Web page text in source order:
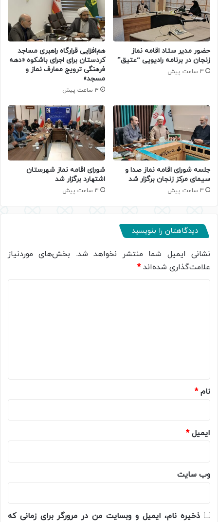
حضور مدیر ستاد اقامه نماز
زنجان در برنامه رادیویی “عتیق”
3 ساعت پیش
هم‌افزایی قرارگاه راهبری مساجد
کردستان برای اجرای باشکوه «دهه
فرهنگی ترویج معارف نماز و
مسجد»
3 ساعت پیش
جلسه شورای اقامه نماز صدا و
سیمای مرکز زنجان برگزار شد
3 ساعت پیش
شورای اقامه نماز شهرستان
اشتهارد برگزار شد
3 ساعت پیش
دیدگاهتان را بنویسید
نشانی ایمیل شما منتشر نخواهد شد. بخش‌های موردنیاز
علامت‌گذاری شده‌اند*
نام*
ایمیل*
وب‌ سایت
ذخیره نام، ایمیل و وبسایت من در مرورگر برای زمانی که